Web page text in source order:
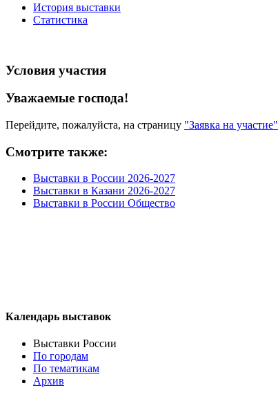
История выставки
Статистика
Условия участия
Уважаемые господа!
Перейдите, пожалуйста, на страницу "Заявка на участие"
Смотрите также:
Выставки в России 2026-2027
Выставки в Казани 2026-2027
Выставки в России Общество
Календарь выставок
Выставки России
По городам
По тематикам
Архив